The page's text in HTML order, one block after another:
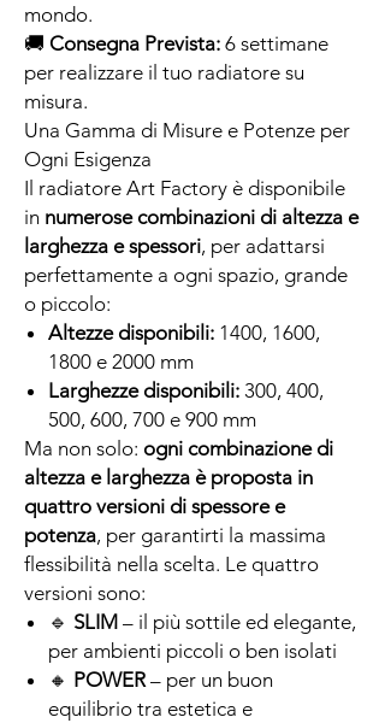
mondo.
🚚 Consegna Prevista: 6 settimane
per realizzare il tuo radiatore su
misura.
Una Gamma di Misure e Potenze per
Ogni Esigenza
Il radiatore Art Factory è disponibile
in numerose combinazioni di altezza e
larghezza e spessori, per adattarsi
perfettamente a ogni spazio, grande
o piccolo:
Altezze disponibili: 1400, 1600,
1800 e 2000 mm
Larghezze disponibili: 300, 400,
500, 600, 700 e 900 mm
Ma non solo: ogni combinazione di
altezza e larghezza è proposta in
quattro versioni di spessore e
potenza, per garantirti la massima
flessibilità nella scelta. Le quattro
versioni sono:
🔹 SLIM – il più sottile ed elegante,
per ambienti piccoli o ben isolati
🔸 POWER – per un buon
equilibrio tra estetica e